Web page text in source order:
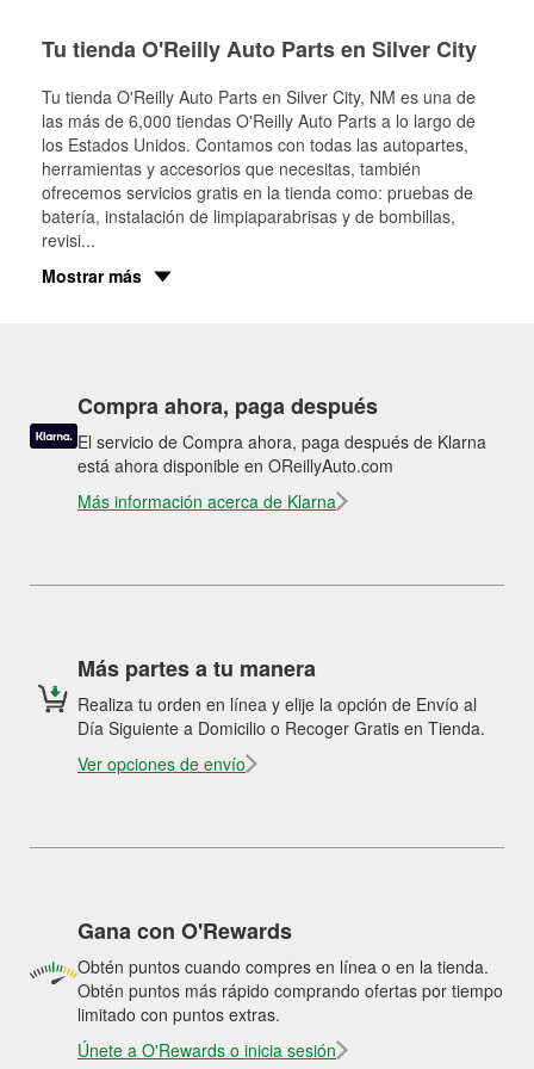
Tu tienda O'Reilly Auto Parts en Silver City
Tu tienda O'Reilly Auto Parts en Silver City, NM es una de
las más de 6,000 tiendas O'Reilly Auto Parts a lo largo de
los Estados Unidos. Contamos con todas las autopartes,
herramientas y accesorios que necesitas, también
ofrecemos servicios gratis en la tienda como: pruebas de
batería, instalación de limpiaparabrisas y de bombillas,
revisi...
Mostrar más
Compra ahora, paga después
El servicio de Compra ahora, paga después de Klarna
está ahora disponible en OReillyAuto.com
Más información acerca de Klarna
Más partes a tu manera
Realiza tu orden en línea y elije la opción de Envío al
Día Siguiente a Domicilio o Recoger Gratis en Tienda.
Ver opciones de envío
Gana con O'Rewards
Obtén puntos cuando compres en línea o en la tienda.
Obtén puntos más rápido comprando ofertas por tiempo
limitado con puntos extras.
Únete a O'Rewards o inicia sesión